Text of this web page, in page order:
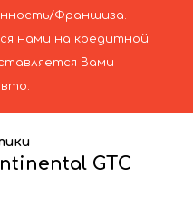
Франшиза.
нами на кредитной
Вами
GTC